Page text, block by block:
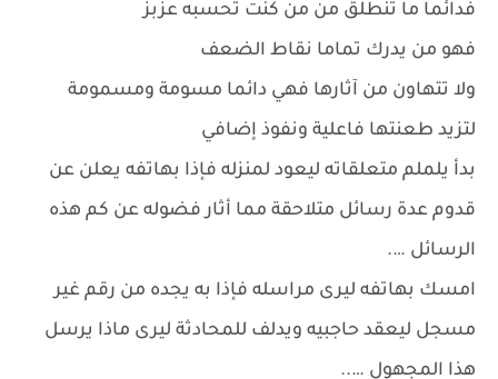
فدائما ما تنطلق من من كنت تحسبه عزبز
فهو من يدرك تماما نقاط الضعف
ولا تتهاون من آثارها فهي دائما مسومة ومسمومة
لتزيد طعنتها فاعلية ونفوذ إضافي
بدأ يلملم متعلقاته ليعود لمنزله فإذا بهاتفه يعلن عن
قدوم عدة رسائل متلاحقة مما أثار فضوله عن كم هذه
الرسائل ….
امسك بهاتفه ليرى مراسله فإذا به يجده من رقم غير
مسجل ليعقد حاجبيه ويدلف للمحادثة ليرى ماذا يرسل
هذا المجهول …..